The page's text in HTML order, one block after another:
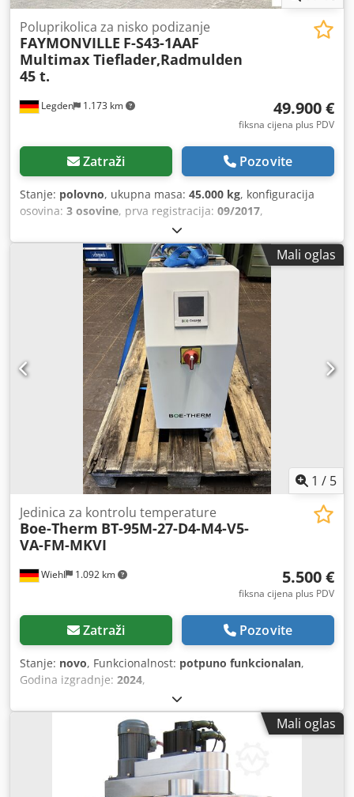
Legden 1.173 km
Poluprikolica za nisko podizanje
FAYMONVILLE F-S43-1AAF
Multimax Tieflader,Radmulden
45 t.
49.900 €
fiksna cijena plus PDV
Zatraži Pozovite
Stanje: polovno, ukupna masa: 45.000 kg, konfiguracija
osovina: 3 osovine, prva registracija: 09/2017,
Mali oglas
1 / 5
Wiehl 1.092 km
Jedinica za kontrolu temperature
Boe-Therm BT-95M-27-D4-M4-V5-
VA-FM-MKVI
5.500 €
fiksna cijena plus PDV
Zatraži Pozovite
Stanje: novo, Funkcionalnost: potpuno funkcionalan,
Godina izgradnje: 2024,
Mali oglas